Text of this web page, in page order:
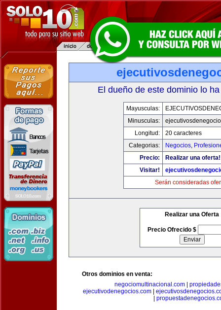
El dueño de este dominio lo
Mayusculas:
Minusculas:
Longitud:
20 caracteres
Categorias:
Negocios,
Precio:
Realizar una oferta!
Visitar!
Serán consideradas
Realizar una Oferta
Precio Ofrecido $
Otros dominios en venta:
negociomultinacional.com
ejecutivodenegocios.com|